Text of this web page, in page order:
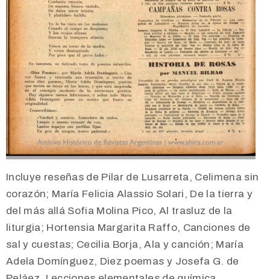
Incluye reseñas de Pilar de Lusarreta, Celimena sin
corazón; María Felicia Alassio Solari, De la tierra y
del más allá Sofia Molina Pico, Al trasluz de la
liturgia; Hortensia Margarita Raffo, Canciones de
sal y cuestas; Cecilia Borja, Ala y canción; María
Adela Domínguez, Diez poemas y Josefa G. de